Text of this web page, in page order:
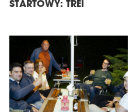
STARTOWY: TREI